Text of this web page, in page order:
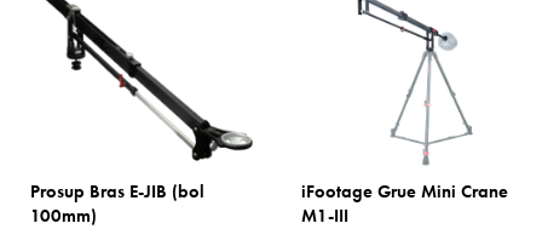
Prosup Bras E-JIB (bol
100mm)
iFootage Grue Mini Crane
M1-III